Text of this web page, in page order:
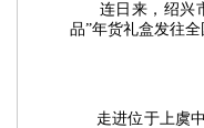
连日来，绍兴市
品”年货礼盒发往
走进位于上虞中